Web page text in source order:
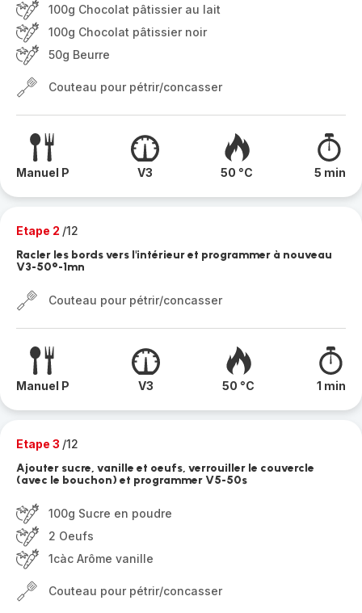
100g Chocolat pâtissier au lait
100g Chocolat pâtissier noir
50g Beurre
Couteau pour pétrir/concasser
Manuel P V3 50 °C 5 min
Etape 2 /12
Racler les bords vers l'intérieur et programmer à nouveau
V3-50°-1mn
Couteau pour pétrir/concasser
Manuel P V3 50 °C 1 min
Etape 3 /12
Ajouter sucre, vanille et oeufs, verrouiller le couvercle
(avec le bouchon) et programmer V5-50s
100g Sucre en poudre
2 Oeufs
1càc Arôme vanille
Couteau pour pétrir/concasser